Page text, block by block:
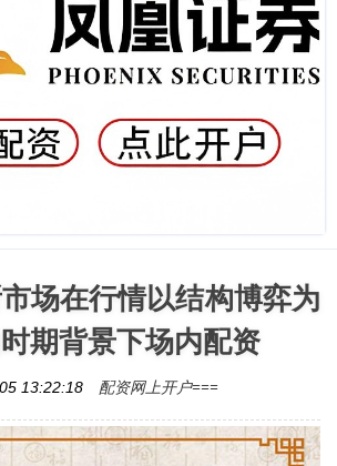
场在行情以结构博弈为
期背景下场内配资
13:22:18 配资网上开户===